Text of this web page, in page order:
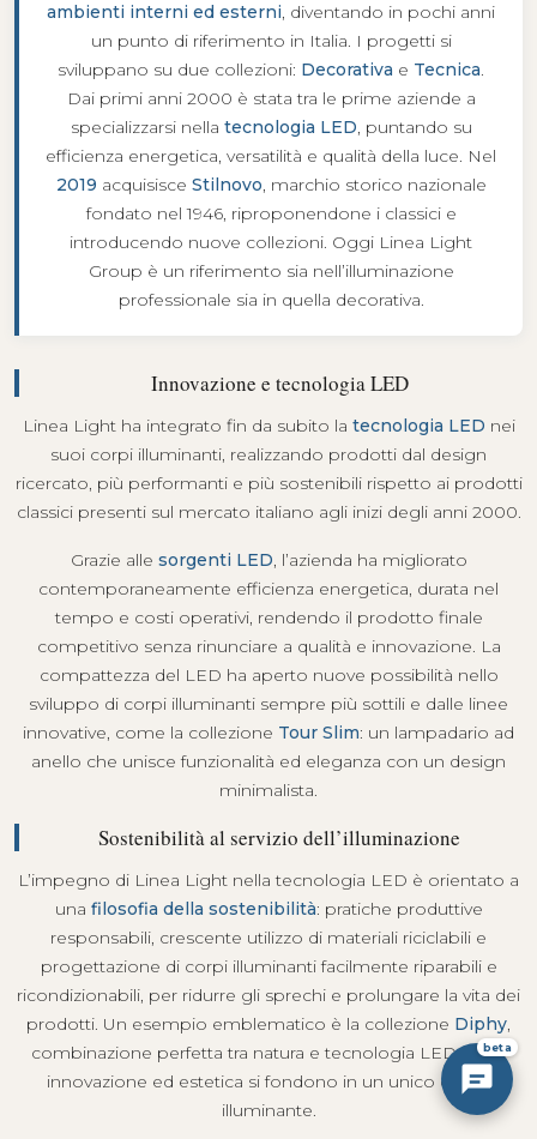
ambienti interni ed esterni, diventando in pochi anni
un punto di riferimento in Italia. I progetti si
sviluppano su due collezioni: Decorativa e Tecnica.
Dai primi anni 2000 è stata tra le prime aziende a
specializzarsi nella tecnologia LED, puntando su
efficienza energetica, versatilità e qualità della luce. Nel
2019 acquisisce Stilnovo, marchio storico nazionale
fondato nel 1946, riproponendone i classici e
introducendo nuove collezioni. Oggi Linea Light
Group è un riferimento sia nell’illuminazione
professionale sia in quella decorativa.
Innovazione e tecnologia LED
Linea Light ha integrato fin da subito la tecnologia LED nei
suoi corpi illuminanti, realizzando prodotti dal design
ricercato, più performanti e più sostenibili rispetto ai prodotti
classici presenti sul mercato italiano agli inizi degli anni 2000.
Grazie alle sorgenti LED, l’azienda ha migliorato
contemporaneamente efficienza energetica, durata nel
tempo e costi operativi, rendendo il prodotto finale
competitivo senza rinunciare a qualità e innovazione. La
compattezza del LED ha aperto nuove possibilità nello
sviluppo di corpi illuminanti sempre più sottili e dalle linee
innovative, come la collezione Tour Slim: un lampadario ad
anello che unisce funzionalità ed eleganza con un design
minimalista.
Sostenibilità al servizio dell’illuminazione
L’impegno di Linea Light nella tecnologia LED è orientato a
una filosofia della sostenibilità: pratiche produttive
responsabili, crescente utilizzo di materiali riciclabili e
progettazione di corpi illuminanti facilmente riparabili e
ricondizionabili, per ridurre gli sprechi e prolungare la vita dei
prodotti. Un esempio emblematico è la collezione Diphy,
combinazione perfetta tra natura e tecnologia LED, dove
innovazione ed estetica si fondono in un unico corpo
illuminante.
beta